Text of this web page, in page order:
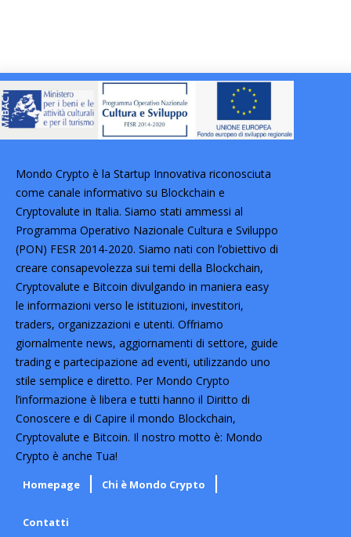
Mondo Crypto è la Startup Innovativa riconosciuta
come canale informativo su Blockchain e
Cryptovalute in Italia. Siamo stati ammessi al
Programma Operativo Nazionale Cultura e Sviluppo
(PON) FESR 2014-2020. Siamo nati con l’obiettivo di
creare consapevolezza sui temi della Blockchain,
Cryptovalute e Bitcoin divulgando in maniera easy
le informazioni verso le istituzioni, investitori,
traders, organizzazioni e utenti. Offriamo
giornalmente news, aggiornamenti di settore, guide
trading e partecipazione ad eventi, utilizzando uno
stile semplice e diretto. Per Mondo Crypto
l’informazione è libera e tutti hanno il Diritto di
Conoscere e di Capire il mondo Blockchain,
Cryptovalute e Bitcoin. Il nostro motto è: Mondo
Crypto è anche Tua!
Homepage Chi è Mondo Crypto
Contatti